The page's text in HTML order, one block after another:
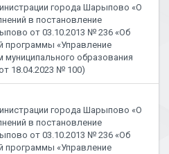
города Шарыпово «О
в постановление
от 03.10.2013 № 236 «Об
программы «Управление
образования
18.04.2023 № 100)
города Шарыпово «О
в постановление
от 03.10.2013 № 236 «Об
программы «Управление